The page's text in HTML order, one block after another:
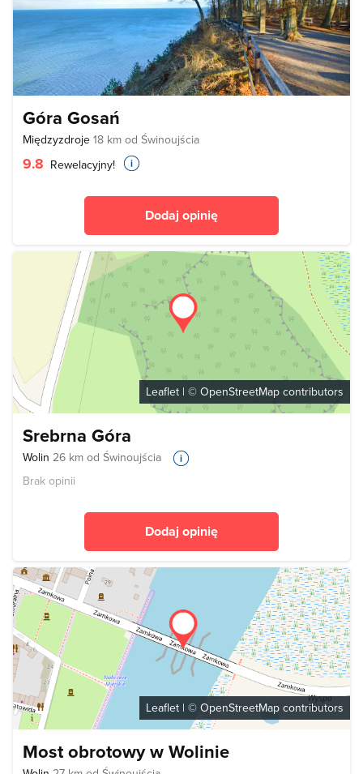
Góra Gosań
Międzyzdroje 18 km od Świnoujścia
9.8 Rewelacyjny!
Dodaj opinię
Leaflet | © OpenStreetMap contributors
Srebrna Góra
Wolin 26 km od Świnoujścia
Brak opinii
Dodaj opinię
Leaflet | © OpenStreetMap contributors
Most obrotowy w Wolinie